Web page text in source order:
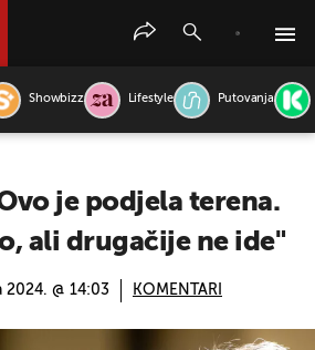
Showbizz Lifestyle Putovanja
je podjela terena.
ali drugačije ne ide"
2024. @ 14:03 KOMENTARI